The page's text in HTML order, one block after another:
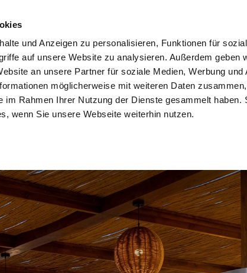
und Anzeigen zu personalisieren, Funktionen für
auf unsere Website zu analysieren. Außerdem geben
an unsere Partner für soziale Medien, Werbung und
möglicherweise mit weiteren Daten
im Rahmen Ihrer Nutzung der Dienste gesammelt haben.
wenn Sie unsere Webseite weiterhin nutzen.
Kitesurfreisen Wingfoilreisen Sportarten